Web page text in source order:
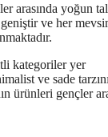
arasında yoğun
ve her
kategoriler yer
ve sade
ürünleri gençler